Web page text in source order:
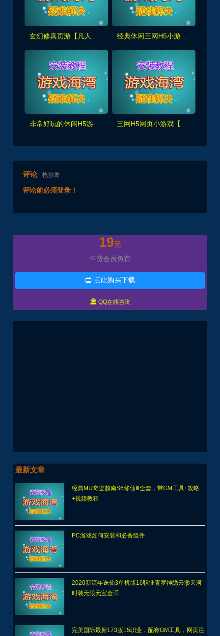
经典休闲三网H5小游戏【幻想英雄梦】WIN系服务端+启动简单
非常好玩的休闲H5游戏【勇士征程】WIN系服务端+详细搭建教程+源码
评论 抢沙发
评论前必须登录！
19元
年费会员免费
 点此购买下载
 QQ在线咨询
最新文章
经典MU奇迹越南S6修仙Ⅲ全套，带GM工具+攻略
+视频教程
PC游戏如何安装和必备组件
2020新流年诛仙3单机版16职业青罗神隐云渺天河
时装无限元宝金币
完美国际最新173版15职业，配有GM工具，网页注